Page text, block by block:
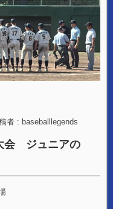
者 : baseballlegends
会 ジュニアの